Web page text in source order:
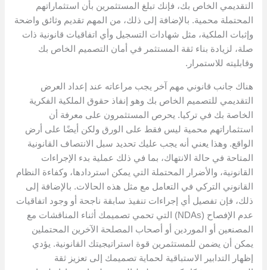
التقديمي الخاص بك، فإنك تبلغ المستثمرين بأن استثماراتهم
المحتملة محمية. بالإضافة إلى ذلك، من المهم تقديم وثائق واضحة
وإثبات الملكية، مثل شهادات التسجيل وأي اتفاقيات قانونية ذات
صلة، لزيادة بناء ثقة المستثمر في أمان التصميم الخاص بك
وقابليته للاستمرار.
هناك جانب قانوني مهم آخر يجب مراعاته عند إعداد العرض
التقديمي للتصميم الخاص بك وهو إنفاذ حقوق الملكية الفكرية
الخاصة بك في تركيا. يحرص المستثمرون على معرفة أن
استثماراتهم محمية ليس فقط على الورق ولكن أيضًا على أرض
الواقع. وهذا يعني أنه يجب عليك تحديد سبل الانتصاف القانونية
المتاحة في حالة الانتهاك، بما في ذلك عملية بدء الإجراءات
القانونية، والأضرار المحتملة التي يمكن استردادها، وكفاءة النظام
القانوني التركي في التعامل مع مثل هذه الحالات. بالإضافة إلى
ذلك، فإن تفصيل أي إجراءات تنفيذ سابقة ناجحة أو وجود اتفاقيات
عدم الإفصاح (NDAs) التي تحمي تصميمك أثناء المناقشات مع
المصنعين أو الموردين أو أصحاب المصلحة الآخرين المحتملين
يمكن أن يضمن للمستثمرين قوة استراتيجيتك القانونية. يؤدي
إظهار التدابير الاستباقية لحماية تصميمك إلى تعزيز ثقة